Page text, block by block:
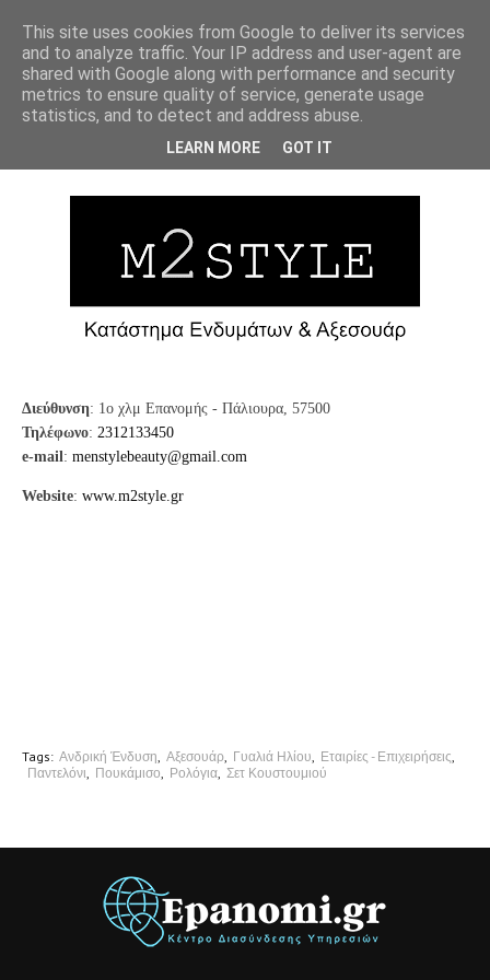
m2style
Διεύθυνση: 1ο χλμ Επανομής - Πάλιουρα, 57500
Τηλέφωνο: 2312133450
e-mail: menstylebeauty@gmail.com
Website: www.m2style.gr
Tags: Ανδρική Ένδυση Αξεσουάρ Γυαλιά Ηλίου
Εταιρίες - Επιχειρήσεις
Παντελόνι
Πουκάμισο Ρολόγια Σετ Κουστουμιού
This site uses cookies from Google to deliver its services
and to analyze traffic. Your IP address and user-agent are
shared with Google along with performance and security
metrics to ensure quality of service, generate usage
statistics, and to detect and address abuse.
LEARN MORE GOT IT